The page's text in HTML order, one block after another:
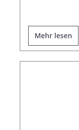
Mehr lesen